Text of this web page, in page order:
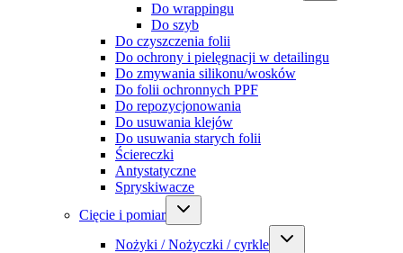
Do wrappingu
Do szyb
Do czyszczenia folii
Do ochrony i pielęgnacji w detailingu
Do zmywania silikonu/wosków
Do folii ochronnych PPF
Do repozycjonowania
Do usuwania klejów
Do usuwania starych folii
Ściereczki
Antystatyczne
Spryskiwacze
Cięcie i pomiar
Nożyki / Nożyczki / cyrkle